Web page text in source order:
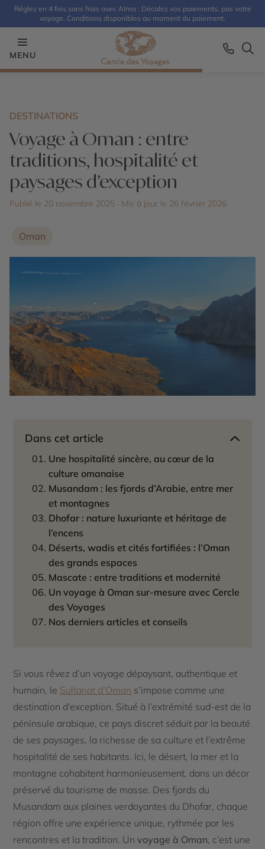
Réglez en 4 fois sans frais avec Alma : Décalez vos paiements, pas votre
voyage. Conditions disponibles au moment du paiement.
MENU
DESTINATIONS
Voyage à Oman : entre
traditions, hospitalité et
paysages d’exception
Publié le 20 novembre 2025 · Mis à jour le 26 février 2026
Oman
Dans cet article
Une hospitalité sincère, au cœur de la
culture omanaise
Musandam : les fjords d’Arabie, entre mer
et montagnes
Dhofar : nature luxuriante et héritage de
l’encens
Déserts, wadis et cités fortifiées : l’Oman
des grands espaces
Mascate : entre traditions et modernité
Un voyage à Oman sur-mesure avec Cercle
des Voyages
Nos derniers articles et conseils
Si vous rêvez d’un voyage dépaysant, authentique et
humain, le Sultanat d’Oman s’impose comme une
destination d’exception. Situé à l’extrémité sud-est de la
péninsule arabique, ce pays discret séduit par la beauté
de ses paysages, la richesse de sa culture et l’extrême
hospitalité de ses habitants. Ici, le désert, la mer et la
montagne cohabitent harmonieusement, dans un décor
préservé du tourisme de masse. Des fjords du
Musandam aux plaines verdoyantes du Dhofar, chaque
région offre une expérience unique, rythmée par les
rencontres et la tradition. Unvoyage à Oman, c’est une